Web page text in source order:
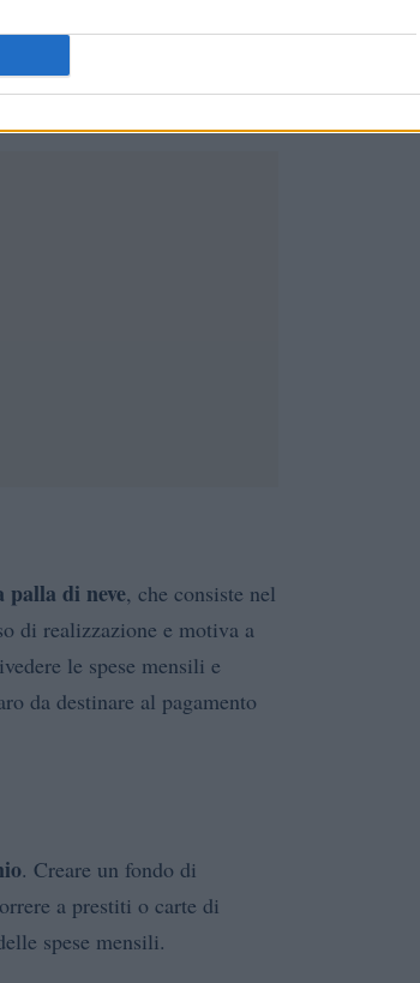
I debiti possono
affrontarli con una
palla di neve, che consiste nel
di realizzazione e motiva a
le spese mensili e
da destinare al pagamento
. Creare un fondo di
a prestiti o carte di
spese mensili.